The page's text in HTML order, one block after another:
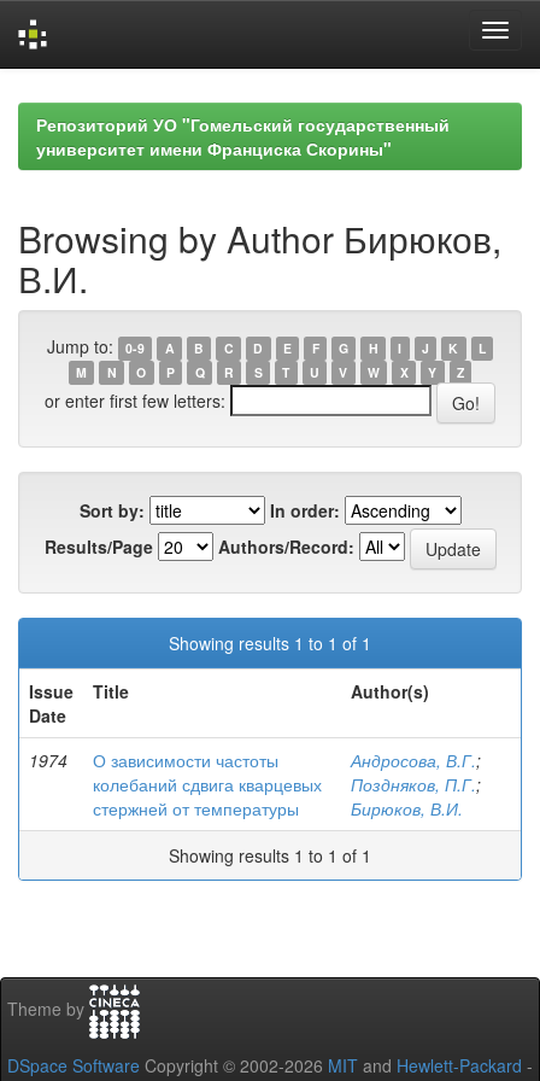
navigationРепозиторий УО "Гомельский государственный
университет имени Франциска Скорины"
Browsing by Author Бирюков,
В.И.
Jump to: 0-9 A B C D E F G H I J K
L
M
N O P Q R S T U V W X Y Z
or enter first few letters:
Sort by:
In order:
Results/Page
Authors/Record:
Showing results 1 to 1 of 1
Issue
Date
Title Author(s)
1974
О зависимости частоты
колебаний сдвига кварцевых
стержней от температуры
Андросова, В.Г.;
Поздняков, П.Г.;
Бирюков, В.И.
Showing results 1 to 1 of 1
Theme by
DSpace Software Copyright © 2002-2026 MIT and Hewlett-Packard -